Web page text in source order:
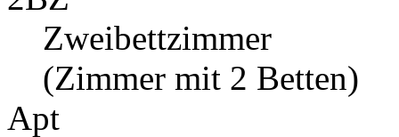
Zweibettzimmer
(Zimmer mit 2 Betten)
Apt